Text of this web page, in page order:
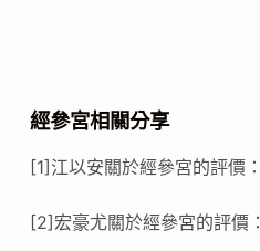
經參宮相關分享
[1]江以安關於經參宮的評價：
[2]宏豪尤關於經參宮的評價：